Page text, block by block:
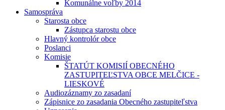
Komunálne voľby 2014
Samospráva
Starosta obce
Zástupca starostu obce
Hlavný kontrolór obce
Poslanci
Komisie
ŠTATÚT KOMISIÍ OBECNÉHO
ZASTUPITEĽSTVA OBCE MELČICE -
LIESKOVÉ
Audiozáznamy zo zasadaní
Zápisnice zo zasadania Obecného zastupiteľstva